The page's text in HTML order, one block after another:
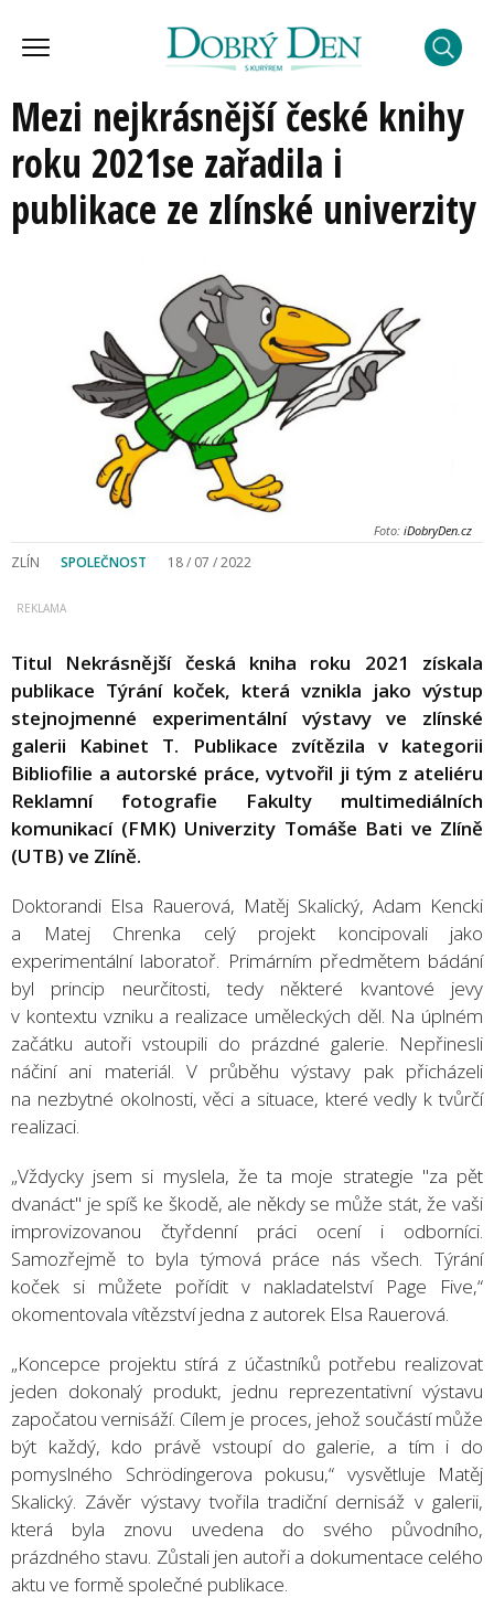
Mezi nejkrásnější české knihy
roku 2021se zařadila i
publikace ze zlínské univerzity
Foto: iDobryDen.cz
ZLÍN SPOLEČNOST 18 / 07 / 2022
Titul Nekrásnější česká kniha roku 2021 získala
publikace Týrání koček, která vznikla jako výstup
stejnojmenné experimentální výstavy ve zlínské
galerii Kabinet T. Publikace zvítězila v kategorii
Bibliofilie a autorské práce, vytvořil ji tým z ateliéru
Reklamní fotografie Fakulty multimediálních
komunikací (FMK) Univerzity Tomáše Bati ve Zlíně
(UTB) ve Zlíně.
Doktorandi Elsa Rauerová, Matěj Skalický, Adam Kencki
a Matej Chrenka celý projekt koncipovali jako
experimentální laboratoř. Primárním předmětem bádání
byl princip neurčitosti, tedy některé kvantové jevy
v kontextu vzniku a realizace uměleckých děl. Na úplném
začátku autoři vstoupili do prázdné galerie. Nepřinesli
náčiní ani materiál. V průběhu výstavy pak přicházeli
na nezbytné okolnosti, věci a situace, které vedly k tvůrčí
realizaci.
„Vždycky jsem si myslela, že ta moje strategie "za pět
dvanáct" je spíš ke škodě, ale někdy se může stát, že vaši
improvizovanou čtyřdenní práci ocení i odborníci.
Samozřejmě to byla týmová práce nás všech. Týrání
koček si můžete pořídit v nakladatelství Page Five,“
okomentovala vítězství jedna z autorek Elsa Rauerová.
„Koncepce projektu stírá z účastníků potřebu realizovat
jeden dokonalý produkt, jednu reprezentativní výstavu
započatou vernisáží. Cílem je proces, jehož součástí může
být každý, kdo právě vstoupí do galerie, a tím i do
pomyslného Schrödingerova pokusu,“ vysvětluje Matěj
Skalický. Závěr výstavy tvořila tradiční dernisáž v galerii,
která byla znovu uvedena do svého původního,
prázdného stavu. Zůstali jen autoři a dokumentace celého
aktu ve formě společné publikace.